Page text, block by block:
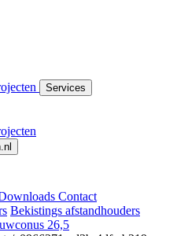
Services
Contact
Bekistings afstandhouders
26,5